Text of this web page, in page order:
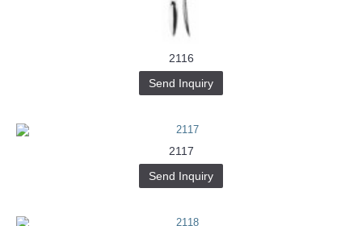
2116
Send Inquiry
2117
Send Inquiry